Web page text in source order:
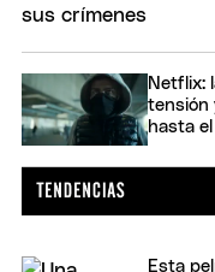
Netflix:
tensión
hasta
Esta